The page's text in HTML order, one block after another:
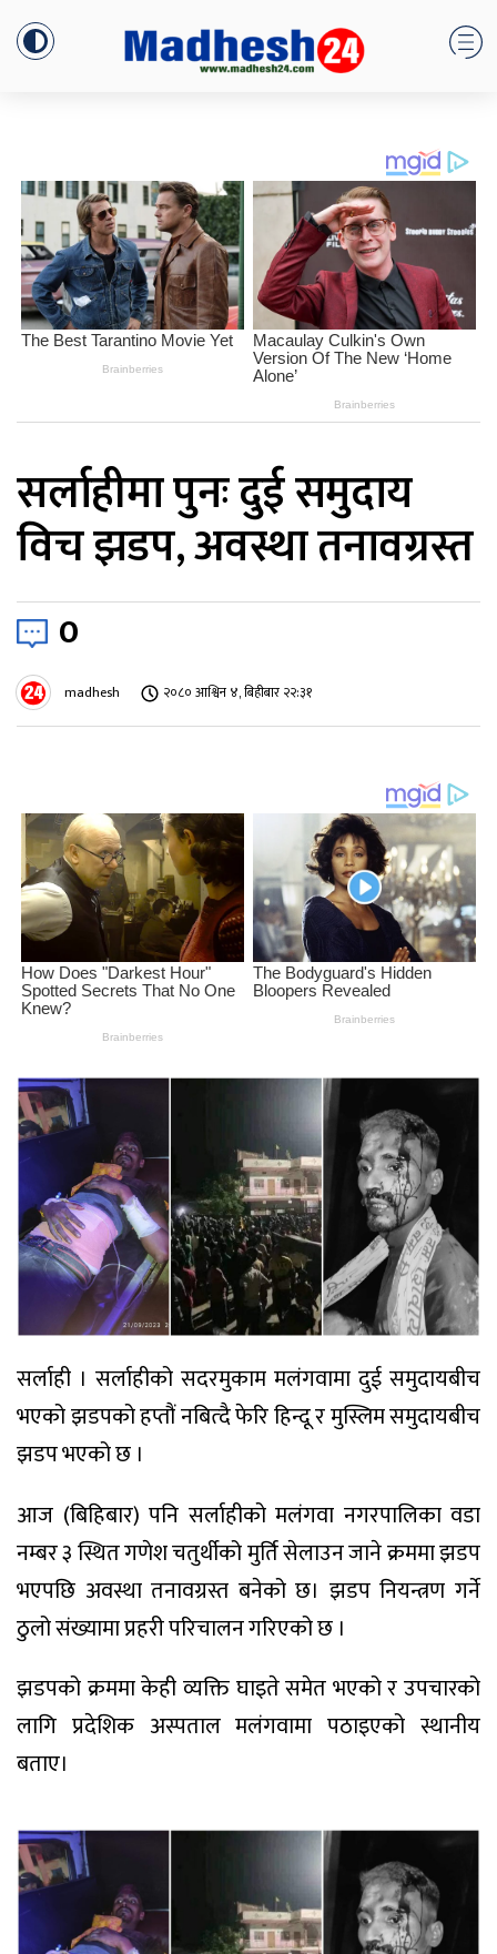
सर्लाहीमा पुनः दुई समुदाय
विच झडप, अवस्था तनावग्रस्त
0
madhesh २०८० आश्विन ४, बिहीबार २२:३१
सर्लाही । सर्लाहीको सदरमुकाम मलंगवामा दुई समुदायबीच
भएको झडपको हप्तौं नबित्दै फेरि हिन्दू र मुस्लिम समुदायबीच
झडप भएको छ ।
आज (बिहिबार) पनि सर्लाहीको मलंगवा नगरपालिका वडा
नम्बर ३ स्थित गणेश चतुर्थीको मुर्ति सेलाउन जाने क्रममा झडप
भएपछि अवस्था तनावग्रस्त बनेको छ। झडप नियन्त्रण गर्ने
ठुलो संख्यामा प्रहरी परिचालन गरिएको छ ।
झडपको क्रममा केही व्यक्ति घाइते समेत भएको र उपचारको
लागि प्रदेशिक अस्पताल मलंगवामा पठाइएको स्थानीय
बताए।